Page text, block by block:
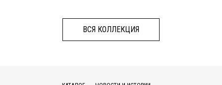
ВСЯ КОЛЛЕКЦИЯ